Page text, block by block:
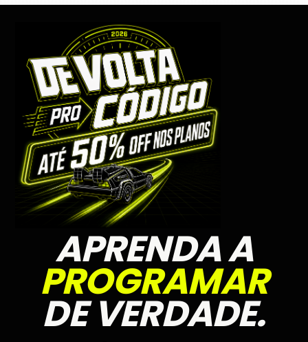
APRENDA A
PROGRAMAR
DE VERDADE.